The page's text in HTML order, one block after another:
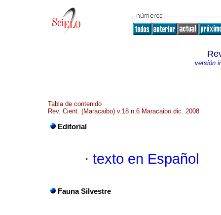
versión
Tabla de contenido
Rev. Cient. (Maracaibo) v.18 n.6 Maracaibo dic. 2008
Editorial
· texto en Español
Fauna Silvestre